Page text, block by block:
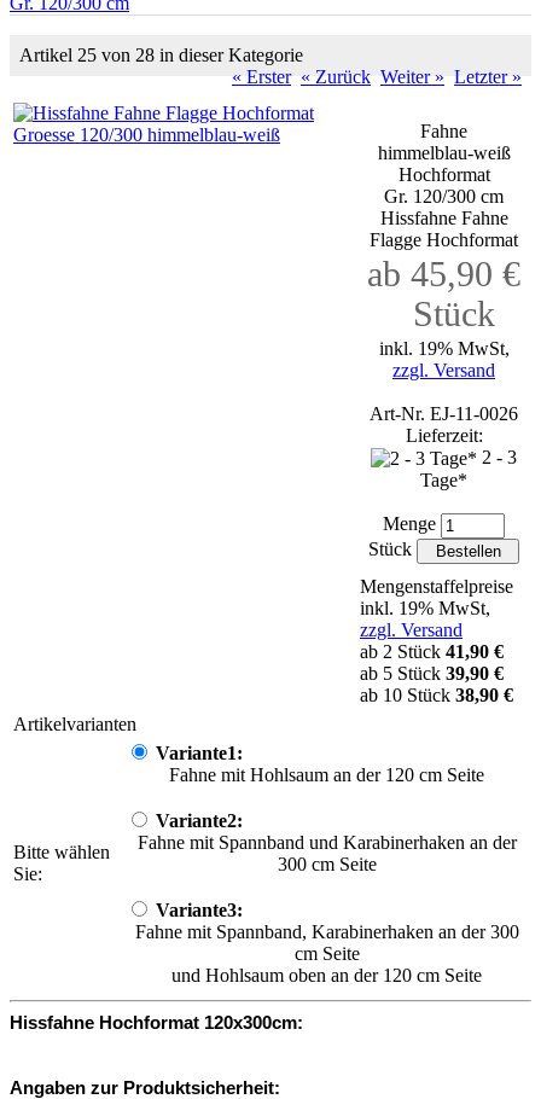
Artikel 25 von 28 in dieser Kategorie
« Erster « Zurück Weiter » Letzter »
Fahne
himmelblau-weiß
Hochformat
Gr. 120/300 cm
Hissfahne Fahne
Flagge Hochformat
ab 45,90 €
Stück
inkl. 19% MwSt,
zzgl. Versand
Art-Nr. EJ-11-0026
Lieferzeit:
2 - 3
Tage*
Menge
Stück
Mengenstaffelpreise
inkl. 19% MwSt,
zzgl. Versand
ab 2 Stück 41,90 €
ab 5 Stück 39,90 €
ab 10 Stück 38,90 €
Artikelvarianten
Bitte wählen
Sie:
Variante1:
Fahne mit Hohlsaum an der 120 cm Seite
Variante2:
Fahne mit Spannband und Karabinerhaken an der
300 cm Seite
Variante3:
Fahne mit Spannband, Karabinerhaken an der 300
cm Seite
und Hohlsaum oben an der 120 cm Seite
Hissfahne Hochformat 120x300cm:
Angaben zur Produktsicherheit: